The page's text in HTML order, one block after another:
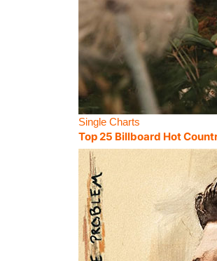
Single Charts
Top 25 Billboard Hot